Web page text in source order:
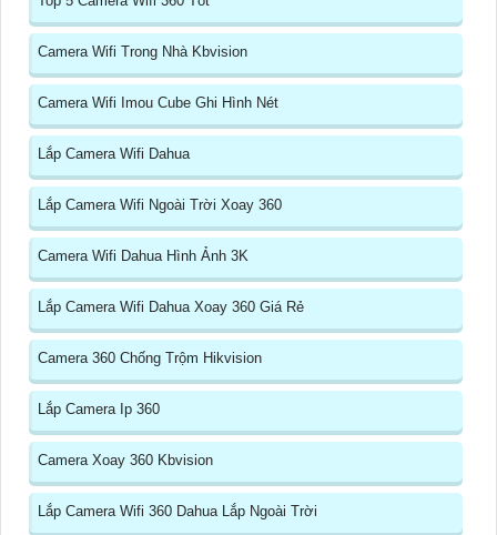
Camera Wifi Trong Nhà Kbvision
Camera Wifi Imou Cube Ghi Hình Nét
Lắp Camera Wifi Dahua
Lắp Camera Wifi Ngoài Trời Xoay 360
Camera Wifi Dahua Hình Ảnh 3K
Lắp Camera Wifi Dahua Xoay 360 Giá Rẻ
Camera 360 Chống Trộm Hikvision
Lắp Camera Ip 360
Camera Xoay 360 Kbvision
Lắp Camera Wifi 360 Dahua Lắp Ngoài Trời